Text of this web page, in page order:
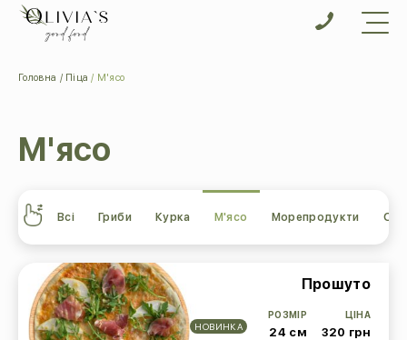
Головна Піца М'ясо
М'ясо
Всі Гриби Курка М'ясо Морепродукти
НОВИНКА
Прошуто
РОЗМІР
24 см
ЦІНА
320 грн